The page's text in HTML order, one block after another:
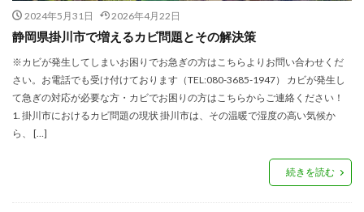
2024年5月31日 2026年4月22日
静岡県掛川市で増えるカビ問題とその解決策
※カビが発生してしまいお困りでお急ぎの方はこちらよりお問い合わせくだ
さい。お電話でも受け付けております（TEL:080-3685-1947） カビが発生し
て急ぎの対応が必要な方・カビでお困りの方はこちらからご連絡ください！
1. 掛川市におけるカビ問題の現状 掛川市は、その温暖で湿度の高い気候か
ら、 […]
続きを読む